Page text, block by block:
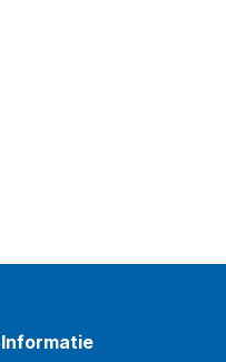
Informatie